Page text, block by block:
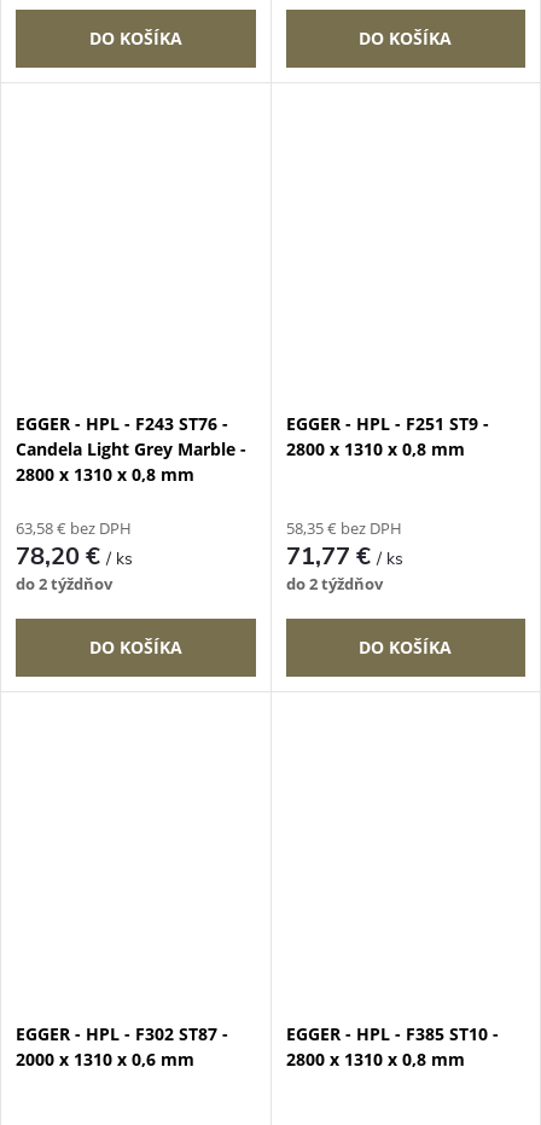
DO KOŠÍKA DO KOŠÍKA
EGGER - HPL - F243 ST76 -
Candela Light Grey Marble -
2800 x 1310 x 0,8 mm
63,58 € bez DPH
78,20 €/ ks
do 2 týždňov
DO KOŠÍKA
EGGER - HPL - F251 ST9 -
2800 x 1310 x 0,8 mm
58,35 € bez DPH
71,77 €/ ks
do 2 týždňov
DO KOŠÍKA
EGGER - HPL - F302 ST87 -
2000 x 1310 x 0,6 mm
EGGER - HPL - F385 ST10 -
2800 x 1310 x 0,8 mm